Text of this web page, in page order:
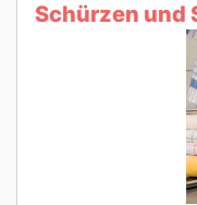
Schürzen und